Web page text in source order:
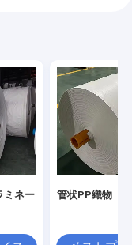
ミネー
管状PP織物